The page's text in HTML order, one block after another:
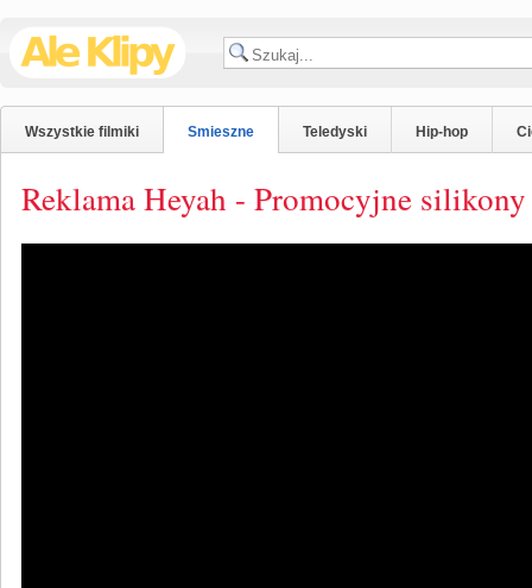
Wszystkie filmiki Smieszne Teledyski Hip-hop
Reklama Heyah - Promocyjne silikony